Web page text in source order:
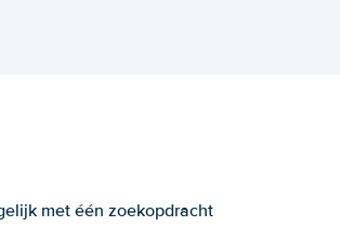
met één zoekopdracht